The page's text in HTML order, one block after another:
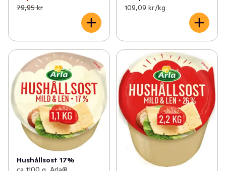
79,95 kr 109,09 kr /kg
Hushållsost 17%